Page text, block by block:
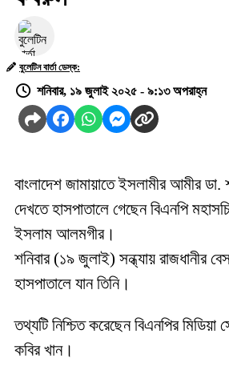
বুলেটিন বার্তা ডেস্ক:
শনিবার, ১৯ জুলাই ২০২৫ - ৯:১৩ অপরাহ্ন
বাংলাদেশ জামায়াতে ইসলামীর আমীর
দেখতে হাসপাতালে গেছেন বিএনপি
ইসলাম আলমগীর।
শনিবার (১৯ জুলাই) সন্ধ্যায় রাজধানীর
হাসপাতালে যান তিনি।
তথ্যটি নিশ্চিত করেছেন বিএনপির
কবির খান।